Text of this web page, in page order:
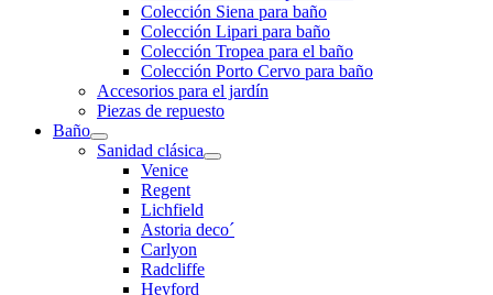
Colección Siena para baño
Colección Lipari para baño
Colección Tropea para el baño
Colección Porto Cervo para baño
Accesorios para el jardín
Piezas de repuesto
Baño
Sanidad clásica
Venice
Regent
Lichfield
Astoria deco´
Carlyon
Radcliffe
Heyford